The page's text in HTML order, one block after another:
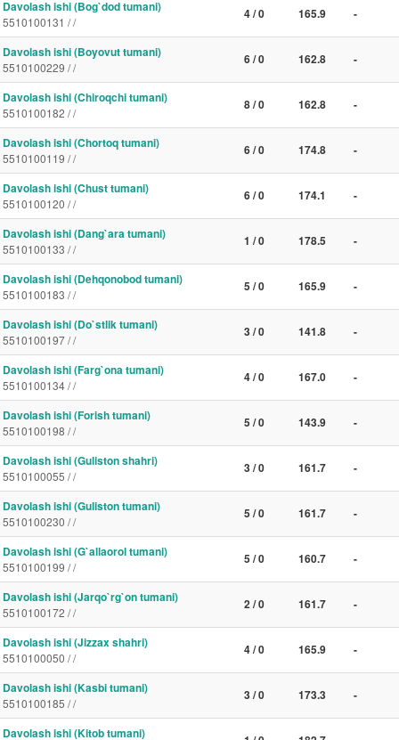
Davolash ishi (Bog`dod tumani)
5510100131 / /
4 / 0 165.9 -
Davolash ishi (Boyovut tumani)
5510100229 / /
6 / 0 162.8 -
Davolash ishi (Chiroqchi tumani)
5510100182 / /
8 / 0 162.8 -
Davolash ishi (Chortoq tumani)
5510100119 / /
6 / 0 174.8 -
Davolash ishi (Chust tumani)
5510100120 / /
6 / 0 174.1 -
Davolash ishi (Dang`ara tumani)
5510100133 / /
1 / 0 178.5 -
Davolash ishi (Dehqonobod tumani)
5510100183 / /
5 / 0 165.9 -
Davolash ishi (Do`stlik tumani)
5510100197 / /
3 / 0 141.8 -
Davolash ishi (Farg`ona tumani)
5510100134 / /
4 / 0 167.0 -
Davolash ishi (Forish tumani)
5510100198 / /
5 / 0 143.9 -
Davolash ishi (Guliston shahri)
5510100055 / /
3 / 0 161.7 -
Davolash ishi (Guliston tumani)
5510100230 / /
5 / 0 161.7 -
Davolash ishi (G`allaorol tumani)
5510100199 / /
5 / 0 160.7 -
Davolash ishi (Jarqo`rg`on tumani)
5510100172 / /
2 / 0 161.7 -
Davolash ishi (Jizzax shahri)
5510100050 / /
4 / 0 165.9 -
Davolash ishi (Kasbi tumani)
5510100185 / /
3 / 0 173.3 -
Davolash ishi (Kitob tumani)